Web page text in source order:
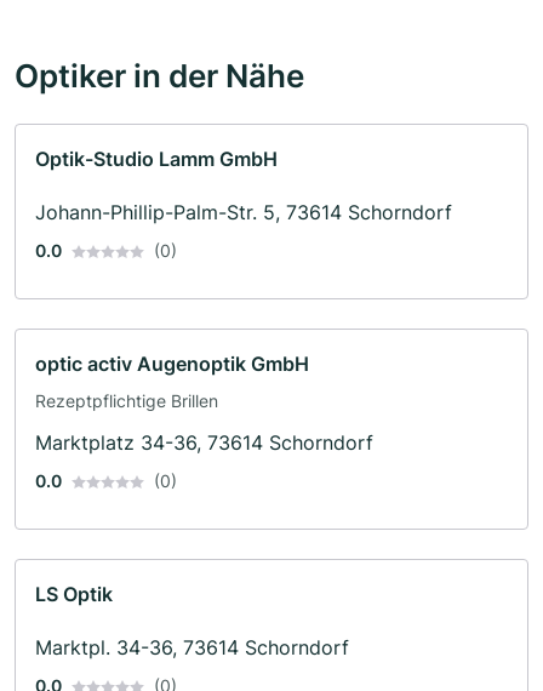
Optiker in der Nähe
Optik-Studio Lamm GmbH
Johann-Phillip-Palm-Str. 5, 73614 Schorndorf
0.0 (0)
optic activ Augenoptik GmbH
Rezeptpflichtige Brillen
Marktplatz 34-36, 73614 Schorndorf
0.0 (0)
LS Optik
Marktpl. 34-36, 73614 Schorndorf
0.0 (0)